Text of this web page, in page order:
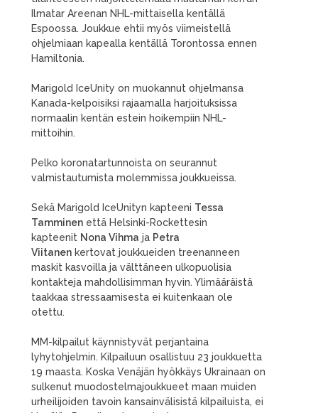
Ilmatar Areenan NHL-mittaisella kentällä
Espoossa. Joukkue ehtii myös viimeistellä
ohjelmiaan kapealla kentällä Torontossa ennen
Hamiltonia.
Marigold IceUnity on muokannut ohjelmansa
Kanada-kelpoisiksi rajaamalla harjoituksissa
normaalin kentän estein hoikempiin NHL-
mittoihin.
Pelko koronatartunnoista on seurannut
valmistautumista molemmissa joukkueissa.
Sekä Marigold IceUnityn kapteeni Tessa
Tamminen että Helsinki-Rockettesin
kapteenit Nona Vihma ja Petra
Viitanen kertovat joukkueiden treenanneen
maskit kasvoilla ja välttäneen ulkopuolisia
kontakteja mahdollisimman hyvin. Ylimääräistä
taakkaa stressaamisesta ei kuitenkaan ole
otettu.
MM-kilpailut käynnistyvät perjantaina
lyhytohjelmin. Kilpailuun osallistuu 23 joukkuetta
19 maasta. Koska Venäjän hyökkäys Ukrainaan on
sulkenut muodostelmajoukkueet maan muiden
urheilijoiden tavoin kansainvälisistä kilpailuista, ei